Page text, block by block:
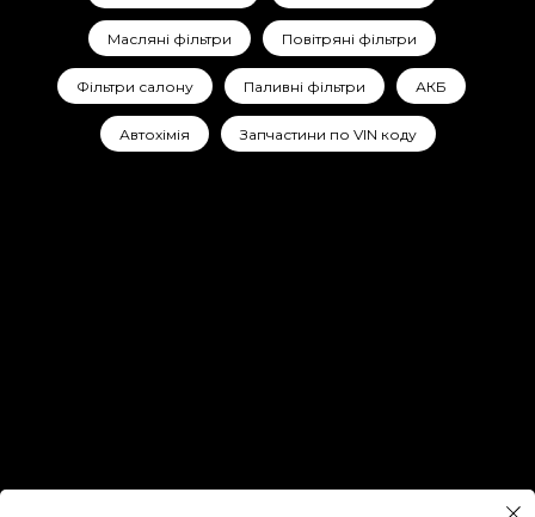
Масляні фільтри Повітряні фільтри
Фільтри салону Паливні фільтри АКБ
Автохімія Запчастини по VIN коду